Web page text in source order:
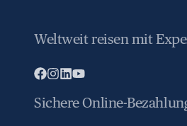
Weltweit reisen mit
Sichere Online-